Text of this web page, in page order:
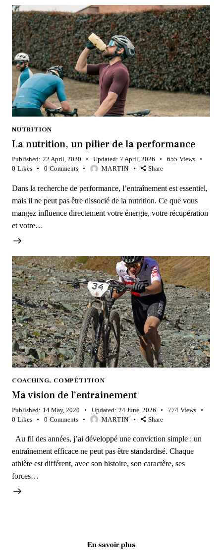
NUTRITION
La nutrition, un pilier de la performance
Published: 22 April, 2020 Updated: 7 April, 2026 655 Views
0 Likes 0 Comments MARTIN Share
Dans la recherche de performance, l’entraînement est essentiel,
mais il ne peut pas être dissocié de la nutrition. Ce que vous
mangez influence directement votre énergie, votre récupération
et votre…
COACHING, COMPÉTITION
Ma vision de l’entrainement
Published: 14 May, 2020 Updated: 24 June, 2026 774 Views
0 Likes 0 Comments MARTIN Share
Au fil des années, j’ai développé une conviction simple : un
entraînement efficace ne peut pas être standardisé. Chaque
athlète est différent, avec son histoire, son caractère, ses
forces…
En savoir plus